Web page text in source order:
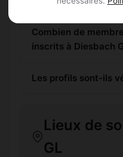
Combien de
inscrits à Diesbach
Les profils sont-ils
Lieux de
GL